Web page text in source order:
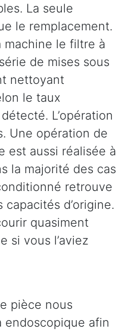
La seule
le remplacement.
machine le filtre à
de mises sous
nettoyant
le taux
L’opération
Une opération de
est aussi réalisée à
la majorité des cas
retrouve
d’origine.
quasiment
si vous l’aviez
pièce nous
endoscopique afin